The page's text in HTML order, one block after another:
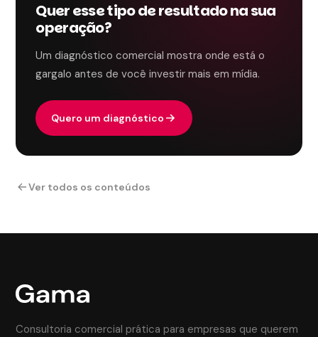
Quer esse tipo de resultado na sua
operação?
Um diagnóstico comercial mostra onde está o
gargalo antes de você investir mais em mídia.
Quero um diagnóstico
Ver todos os conteúdos
Consultoria comercial prática para empresas que querem